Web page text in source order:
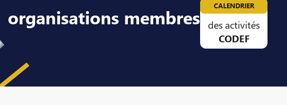
organisations membres CALENDRIER
des activités
CODEF